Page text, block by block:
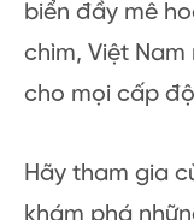
biển đầy mê
chìm, Việt
cho mọi cấp
Hãy tham gia
khám phá